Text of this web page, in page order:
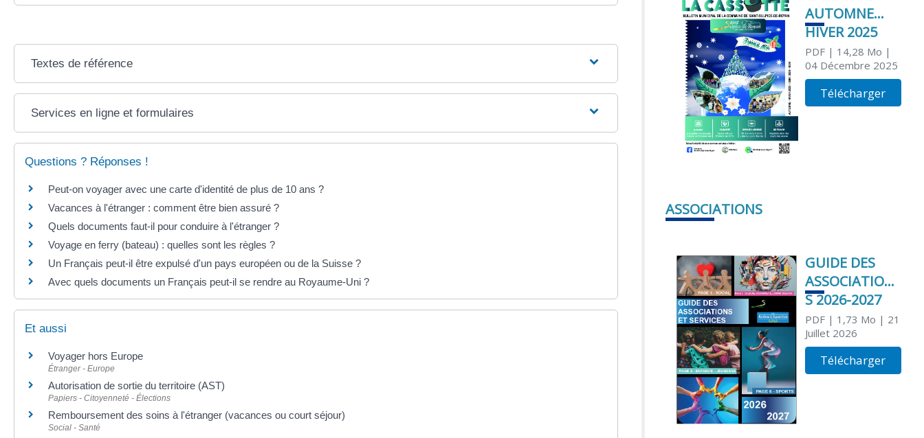
Textes de référence
Services en ligne et formulaires
Questions ? Réponses !
Peut-on voyager avec une carte d'identité de plus de 10 ans ?
Vacances à l'étranger : comment être bien assuré ?
Quels documents faut-il pour conduire à l'étranger ?
Voyage en ferry (bateau) : quelles sont les règles ?
Un Français peut-il être expulsé d'un pays européen ou de la Suisse ?
Avec quels documents un Français peut-il se rendre au Royaume-Uni ?
Et aussi
Voyager hors Europe
Étranger - Europe
Autorisation de sortie du territoire (AST)
Papiers - Citoyenneté - Élections
Remboursement des soins à l'étranger (vacances ou court séjour)
Social - Santé
AUTOMNE
HIVER 2025
PDF| 14,28 Mo |
04 Décembre 2025
Télécharger
ASSOCIATIONS
GUIDE DES
ASSOCIATION
S 2026-2027
PDF| 1,73 Mo | 21
Juillet 2026
Télécharger